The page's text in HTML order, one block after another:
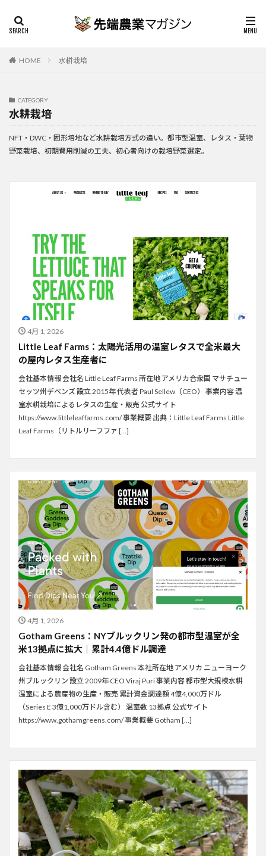
HOME 水耕栽培
CATEGORY
水耕栽培
NFT・DWC・固形培地など水耕栽培方式の違い。都市型温室、レタス・葉物
野菜栽培、初期費用削減の工夫、初心者向けの栽培野菜選定。
4月 1, 2026
Little Leaf Farms：太陽光活用の温室レタスで全米最大
の屋内レタス生産者に
会社基本情報 会社名 Little Leaf Farms 所在地 アメリカ合衆国 マサチュー
セッツ州デベンズ 設立 2015年 代表者 Paul Sellew（CEO） 事業内容 温
室水耕栽培によるレタスの生産・販売 公式サイト
https://www.littleleaffarms.com/ 事業概要 出典：Little Leaf Farms Little
Leaf Farms（リトルリーフファ […]
4月 1, 2026
Gotham Greens：NYブルックリン発の都市型温室が全
米13拠点に拡大｜累計4.4億ドル調達
会社基本情報 会社名 Gotham Greens 本社所在地 アメリカ ニューヨーク
州ブルックリン 設立 2009年 CEO Viraj Puri 事業内容 都市型大規模水耕
温室による農産物の生産・販売 累計資金調達額 4億4,000万ドル
（Series E 3億1,000万ドル含む） 温室数 13拠点 公式サイト
https://www.gothamgreens.com/ 事業概要 Gotham […]